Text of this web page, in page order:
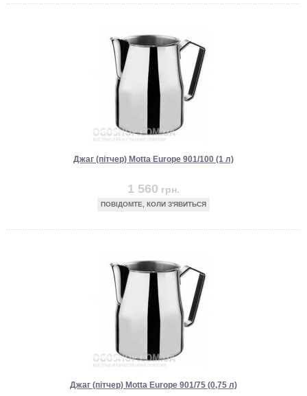
Джаг (пітчер) Motta Europe 901/100 (1 л)
1 560 грн.
ПОВІДОМТЕ, КОЛИ З'ЯВИТЬСЯ
Джаг (пітчер) Motta Europe 901/75 (0,75 л)